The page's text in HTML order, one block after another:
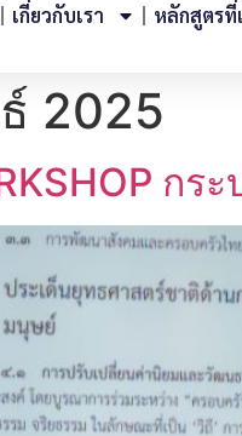
เกี่ยวกับเรา หลักสูตรที่
2025
กร